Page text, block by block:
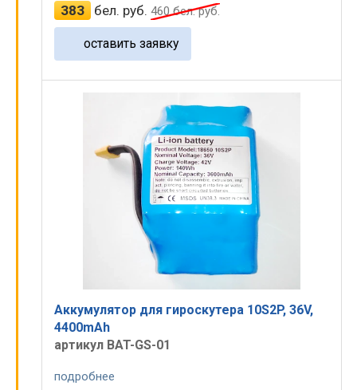
383 бел. руб. 460бел. руб.
оставить заявку
Аккумулятор для гироскутера 10S2P, 36V,
4400mAh
артикул BAT-GS-01
подробнее